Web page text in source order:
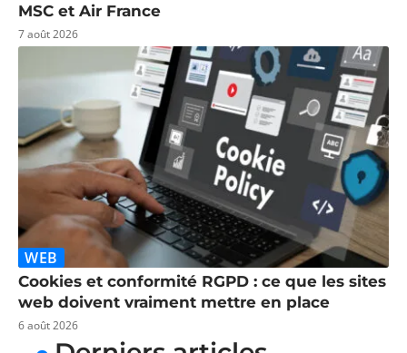
MSC et Air France
7 août 2026
WEB
Cookies et conformité RGPD : ce que les sites
web doivent vraiment mettre en place
6 août 2026